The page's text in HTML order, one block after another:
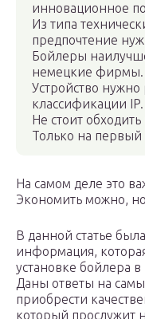
инновационное
Из типа
предпочтение
Бойлеры
немецкие фирмы.
Устройство
классификации IP.
Не стоит
Только на первый
На самом деле это
Экономить можно,
В данной статье
информация,
установке бойлера
Даны ответы на
приобрести
который прослужит